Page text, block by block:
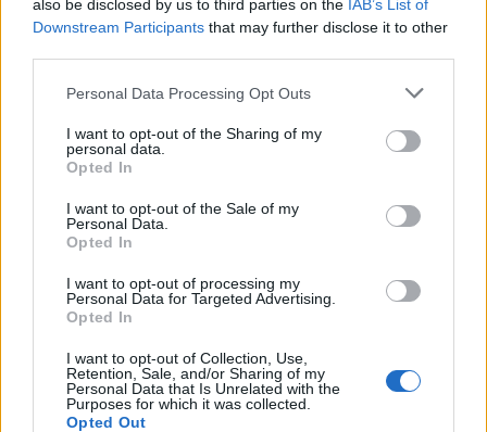
also be disclosed by us to third parties on the IAB’s List of
Downstream Participants that may further disclose it to other
Personal Data Processing Opt Outs
I want to opt-out of the Sharing of my
personal data.
Opted In
I want to opt-out of the Sale of my
Personal Data.
Opted In
I want to opt-out of processing my
Personal Data for Targeted Advertising.
Opted In
I want to opt-out of Collection, Use,
Retention, Sale, and/or Sharing of my
Personal Data that Is Unrelated with the
Purposes for which it was collected.
Opted Out
μέλλον του Insurance στην εποχή του AI